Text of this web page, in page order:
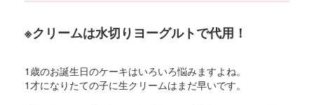
※クリームは水切りヨーグルトで代用！
1歳のお誕生日のケーキはいろいろ悩みますよね。
1才になりたての子に生クリームはまだ早いです。